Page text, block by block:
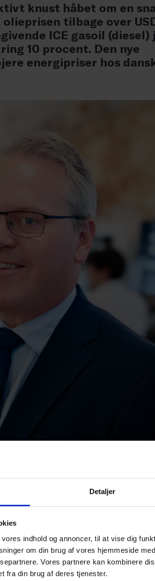
Detaljer
indhold og annoncer, til at vise dig
om din brug af vores hjemmeside
Vores partnere kan kombinere
fra din brug af deres tjenester.
knust håbet om en
tilbage over
ICE gasoil (diesel)
10 procent. Den nye
energipriser hos
risikoen for øgede omkostninger,